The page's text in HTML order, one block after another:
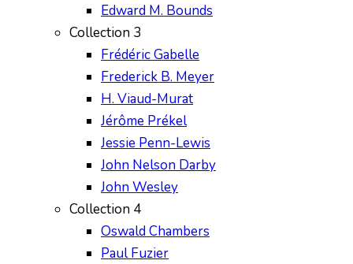
Edward M. Bounds
Collection 3
Frédéric Gabelle
Frederick B. Meyer
H. Viaud-Murat
Jérôme Prékel
Jessie Penn-Lewis
John Nelson Darby
John Wesley
Collection 4
Oswald Chambers
Paul Fuzier